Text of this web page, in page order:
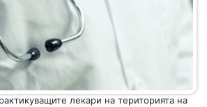
лекари на територията на